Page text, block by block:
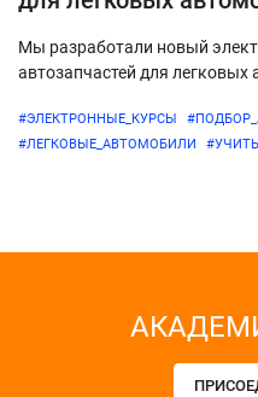
Мы разработали новый
автозапчастей для легковых
#ЭЛЕКТРОННЫЕ_КУРСЫ
#ЛЕГКОВЫЕ_АВТОМОБИЛИ